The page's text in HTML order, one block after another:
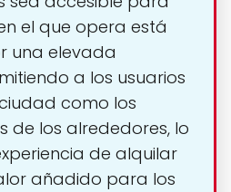
el que opera está
una elevada
a los usuarios
como los
de los alrededores, lo
de alquilar
añadido para los